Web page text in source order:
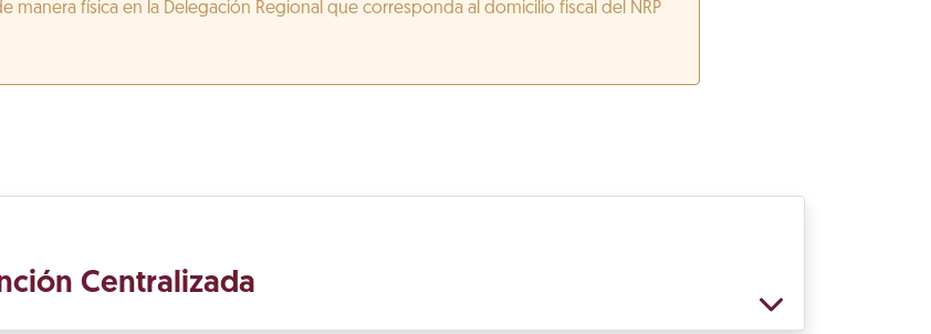
manera física en la Delegación Regional que corresponda al domicilio fiscal del NRP
Centralizada